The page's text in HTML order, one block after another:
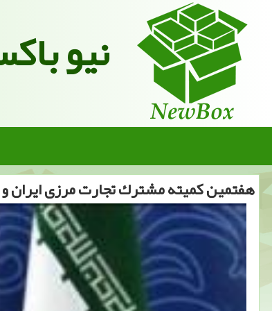
نیو
هفتمین كمیته مشترك تجارت مرزی